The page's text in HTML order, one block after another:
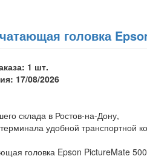
головка
1 шт.
17/08/2026
склада в Ростов-на-Дону,
удобной транспортной
головка Epson PictureMate